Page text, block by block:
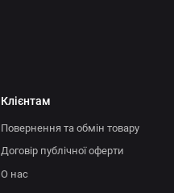
Клієнтам
Повернення та обмін товару
Договір публічної оферти
О нас